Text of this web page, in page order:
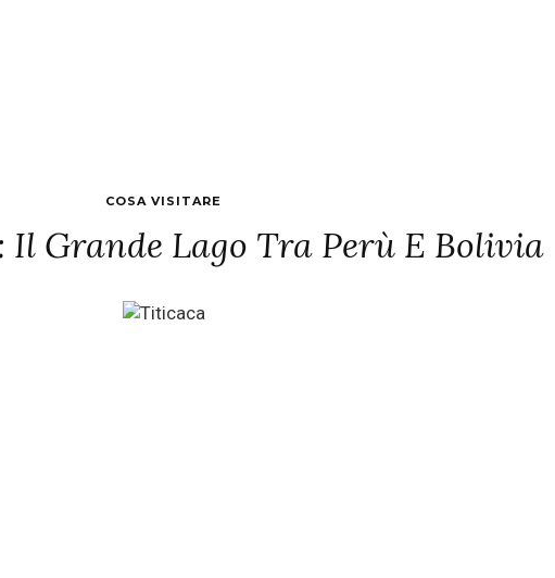
COSA VISITARE
Il Grande Lago Tra Perù E Bolivia